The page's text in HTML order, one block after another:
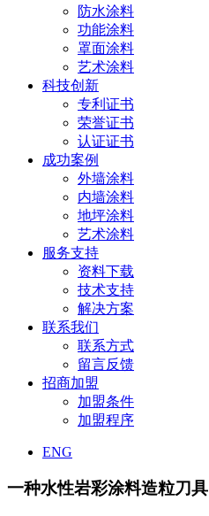
防水涂料
功能涂料
罩面涂料
艺术涂料
科技创新
专利证书
荣誉证书
认证证书
成功案例
外墙涂料
内墙涂料
地坪涂料
艺术涂料
服务支持
资料下载
技术支持
解决方案
联系我们
联系方式
留言反馈
招商加盟
加盟条件
加盟程序
ENG
一种水性岩彩涂料造粒刀具